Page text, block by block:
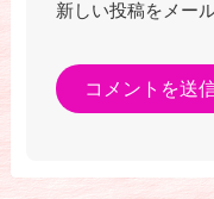
新しい投稿をメー